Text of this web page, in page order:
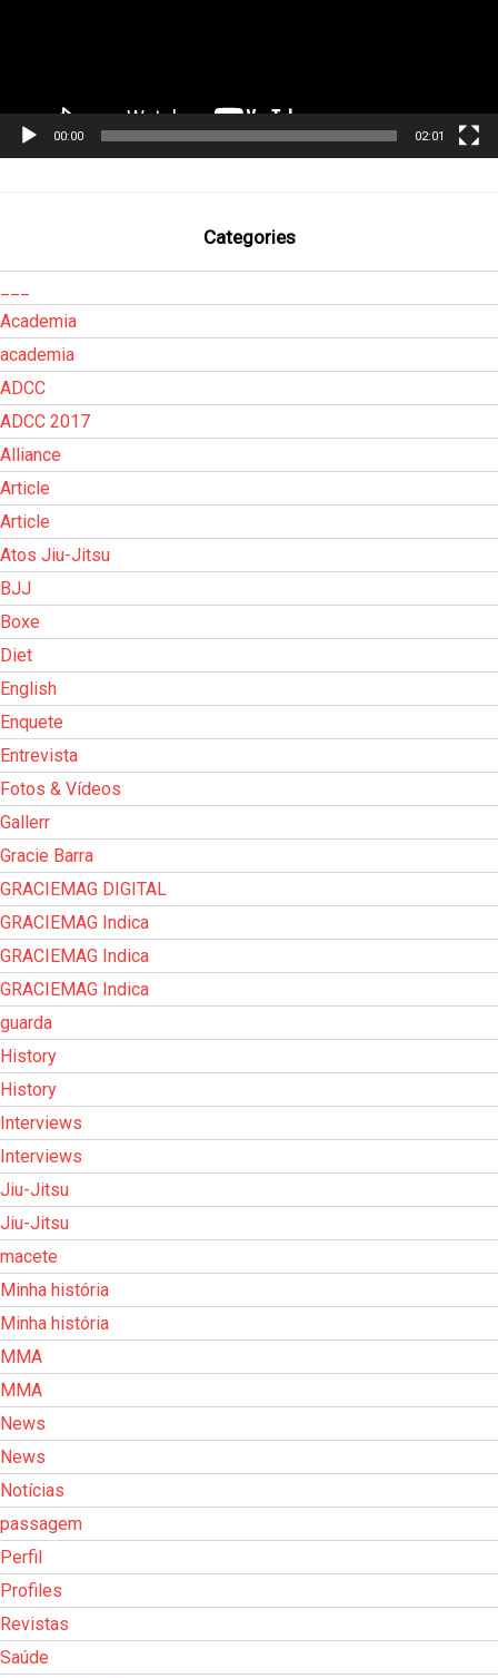
00:00 02:01
Categories
Academia
academia
ADCC
ADCC 2017
Alliance
Article
Article
Atos Jiu-Jitsu
BJJ
Boxe
Diet
English
Enquete
Entrevista
Fotos & Vídeos
Gallerr
Gracie Barra
GRACIEMAG DIGITAL
GRACIEMAG Indica
GRACIEMAG Indica
GRACIEMAG Indica
guarda
History
History
Interviews
Interviews
Jiu-Jitsu
Jiu-Jitsu
macete
Minha história
Minha história
MMA
MMA
News
News
Notícias
passagem
Perfil
Profiles
Revistas
Saúde